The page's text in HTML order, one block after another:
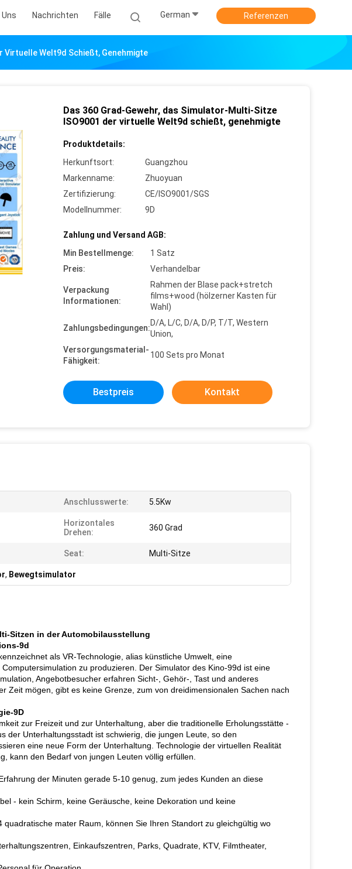
Nachrichten Fälle German Referenzen
Virtuelle Welt9d Schießt, Genehmigte
Das 360 Grad-Gewehr, das Simulator-Multi-Sitze
ISO9001 der virtuelle Welt9d schießt, genehmigte
Produktdetails:
Herkunftsort:
Guangzhou
Markenname:
Zhuoyuan
Zertifizierung:
CE/ISO9001/SGS
Modellnummer:
9D
Zahlung und Versand AGB:
Min Bestellmenge:
1 Satz
Preis:
Verhandelbar
Verpackung
Informationen:
Rahmen der Blase pack+stretch
films+wood (hölzerner Kasten für
Wahl)
Zahlungsbedingungen:
D/A, L/C, D/A, D/P, T/T, Western
Union,
Versorgungsmaterial-
Fähigkeit:
100 Sets pro Monat
Bestpreis Kontakt
Anschlusswerte: 5.5Kw
Horizontales
Drehen:
360 Grad
Seat: Multi-Sitze
, Bewegtsimulator
Sitzen in der Automobilausstellung
9d
als VR-Technologie, alias künstliche Umwelt, eine
zu produzieren. Der Simulator des Kino-99d ist eine
Angebotbesucher erfahren Sicht-, Gehör-, Tast und anderes
Zeit mögen, gibt es keine Grenze, zum von dreidimensionalen Sachen nach
9D
zur Freizeit und zur Unterhaltung, aber die traditionelle Erholungsstätte -
der Unterhaltungsstadt ist schwierig, die jungen Leute, so den
eine neue Form der Unterhaltung. Technologie der virtuellen Realität
kann den Bedarf von jungen Leuten völlig erfüllen.
der Minuten gerade 5-10 genug, zum jedes Kunden an diese
- kein Schirm, keine Geräusche, keine Dekoration und keine
mater Raum, können Sie Ihren Standort zu gleichgültig wo
Einkaufszentren, Parks, Quadrate, KTV, Filmtheater,